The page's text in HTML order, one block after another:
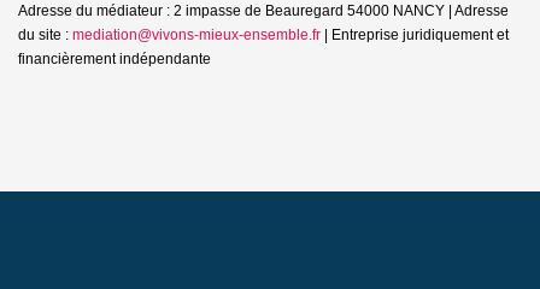
Adresse du médiateur : 2 impasse de Beauregard 54000 NANCY | Adresse
du site : mediation@vivons-mieux-ensemble.fr | Entreprise juridiquement et
financièrement indépendante